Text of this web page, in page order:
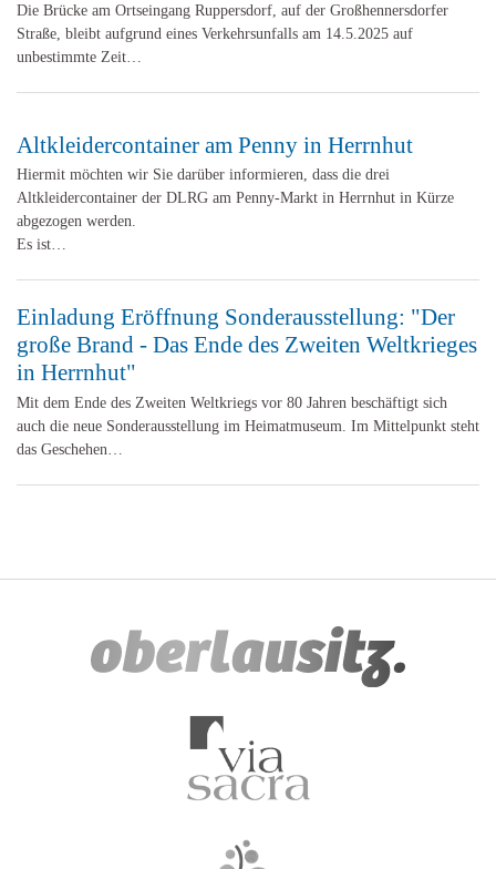
Die Brücke am Ortseingang Ruppersdorf, auf der Großhennersdorfer
Straße, bleibt aufgrund eines Verkehrsunfalls am 14.5.2025 auf
unbestimmte Zeit…
Altkleidercontainer am Penny in Herrnhut
Hiermit möchten wir Sie darüber informieren, dass die drei
Altkleidercontainer der DLRG am Penny-Markt in Herrnhut in Kürze
abgezogen werden.
Es ist…
Einladung Eröffnung Sonderausstellung: "Der
große Brand - Das Ende des Zweiten Weltkrieges
in Herrnhut"
Mit dem Ende des Zweiten Weltkriegs vor 80 Jahren beschäftigt sich
auch die neue Sonderausstellung im Heimatmuseum. Im Mittelpunkt steht
das Geschehen…